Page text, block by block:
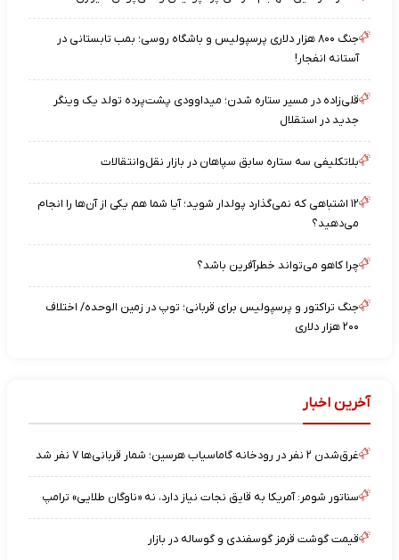
جنگ ۸۰۰ هزار دلاری پرسپولیس و باشگاه روسی؛ بمب تابستانی در
آستانه انفجار!
قلی‌زاده در مسیر ستاره شدن؛ میداوودی پشت‌پرده تولد یک وینگر
جدید در استقلال
بلاتکلیفی سه ستاره سابق سپاهان در بازار نقل‌وانتقالات
۱۲ اشتباهی که نمی‌گذارد پولدار شوید؛ آیا شما هم یکی از آن‌ها را انجام
می‌دهید؟
چرا کاهو می‌تواند خطرآفرین باشد؟
جنگ تراکتور و پرسپولیس برای قربانی؛ توپ در زمین الوحده/ اختلاف
۲۰۰ هزار دلاری
آخرین اخبار
غرق‌شدن ۲ نفر در رودخانه گاماسیاب هرسین؛ شمار قربانی‌ها ۷ نفر شد
سناتور شومر: آمریکا به قایق نجات نیاز دارد، نه «ناوگان طلایی» ترامپ
قیمت گوشت قرمز گوسفندی و گوساله در بازار